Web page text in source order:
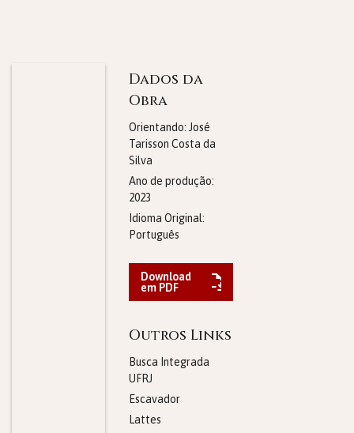
Dados da
Obra
Orientando: José
Tarisson Costa da
Silva
Ano de produção:
2023
Idioma Original:
Português
Download
em PDF
Outros Links
Busca Integrada
UFRJ
Escavador
Lattes